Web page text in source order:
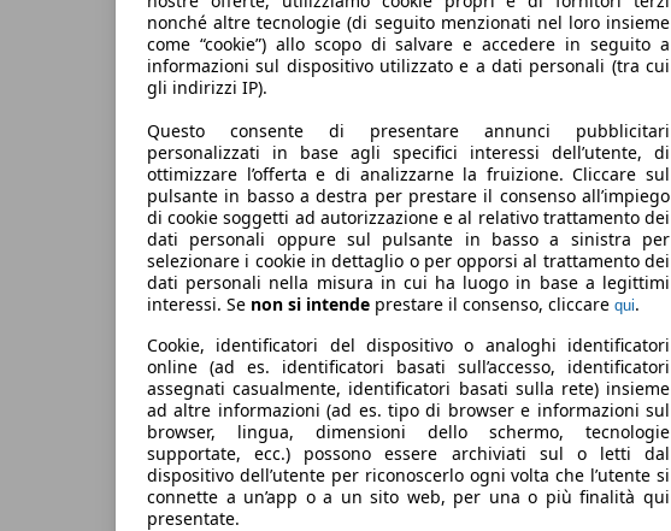
nonché altre tecnologie (di seguito menzionati nel loro insieme
come “cookie”) allo scopo di salvare e accedere in seguito a
informazioni sul dispositivo utilizzato e a dati personali (tra cui
gli indirizzi IP).
Questo consente di presentare annunci pubblicitari
personalizzati in base agli specifici interessi dell’utente, di
ottimizzare l’offerta e di analizzarne la fruizione. Cliccare sul
pulsante in basso a destra per prestare il consenso all’impiego
di cookie soggetti ad autorizzazione e al relativo trattamento dei
dati personali oppure sul pulsante in basso a sinistra per
selezionare i cookie in dettaglio o per opporsi al trattamento dei
dati personali nella misura in cui ha luogo in base a legittimi
interessi. Se non si intende prestare il consenso, cliccare qui.
Cookie, identificatori del dispositivo o analoghi identificatori
online (ad es. identificatori basati sull’accesso, identificatori
assegnati casualmente, identificatori basati sulla rete) insieme
ad altre informazioni (ad es. tipo di browser e informazioni sul
browser, lingua, dimensioni dello schermo, tecnologie
supportate, ecc.) possono essere archiviati sul o letti dal
dispositivo dell’utente per riconoscerlo ogni volta che l’utente si
connette a un’app o a un sito web, per una o più finalità qui
presentate.